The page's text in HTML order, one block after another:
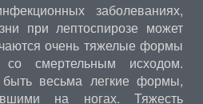
заболеваниях,
при лептоспирозе может
очень тяжелые формы
со смертельным исходом.
весьма легкие формы,
на ногах. Тяжесть